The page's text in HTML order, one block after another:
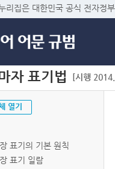
리집은 대한민국 공식 전자정
자 표기법 [시행
열기
표기의 기본 원칙
표기 일람